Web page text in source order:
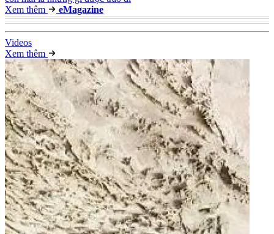
Xem thêm
eMagazine
Videos
Xem thêm